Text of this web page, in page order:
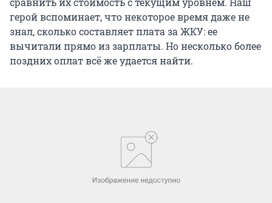
герой вспоминает, что некоторое время даже не
знал, сколько составляет плата за ЖКУ: ее
вычитали прямо из зарплаты. Но несколько более
поздних оплат всё же удается найти.